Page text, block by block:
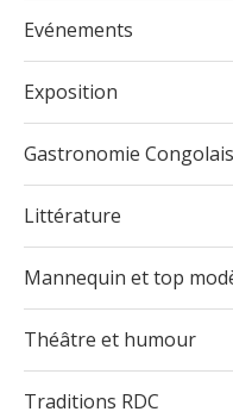
Evénements
Exposition
Gastronomie
Littérature
Mannequin et top
Théâtre et humour
Traditions RDC